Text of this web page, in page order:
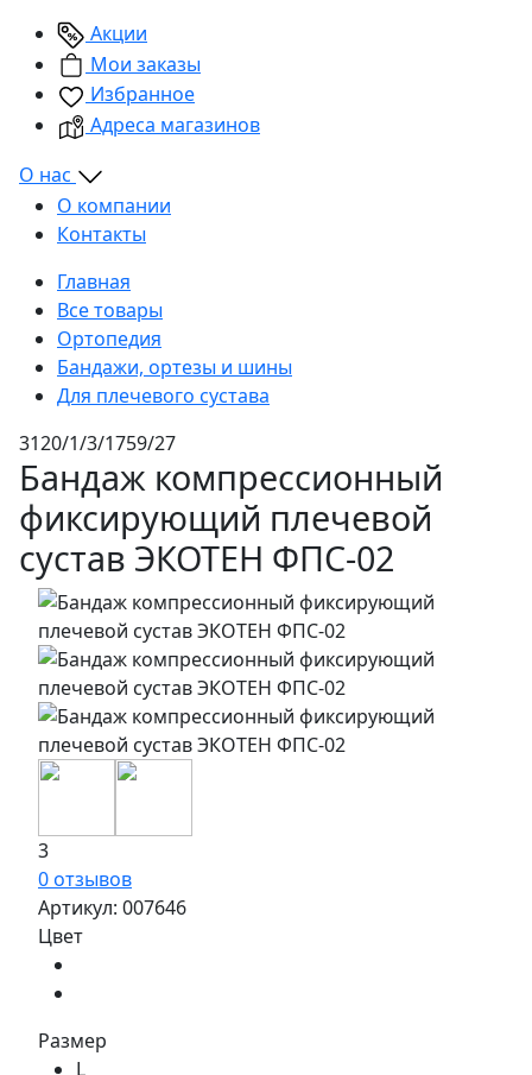
Акции
Мои заказы
Избранное
Адреса магазинов
О нас
О компании
Контакты
Главная
Все товары
Ортопедия
Бандажи, ортезы и шины
Для плечевого сустава
3120/1/3/1759/27
Бандаж компрессионный
фиксирующий плечевой
сустав ЭКОТЕН ФПС-02
3
0 отзывов
Артикул: 007646
Цвет
Размер
L